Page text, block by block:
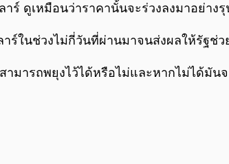
ร์ ดูเหมือนว่าราคานั้นจะร่วงลงมาอย่าง
ร์ในช่วงไม่กี่วันที่ผ่านมาจนส่งผลให้รัฐช่
มารถพยุงไว้ได้หรือไม่และหากไม่ได้มันจ